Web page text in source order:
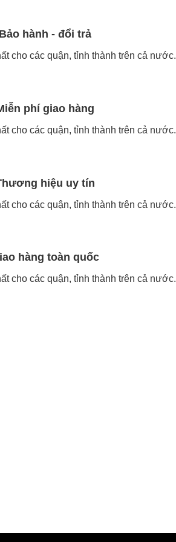
Bảo hành - đổi trả
cho các quận, tỉnh thành trên cả nước.
phí giao hàng
cho các quận, tỉnh thành trên cả nước.
hiệu uy tín
cho các quận, tỉnh thành trên cả nước.
hàng toàn quốc
cho các quận, tỉnh thành trên cả nước.